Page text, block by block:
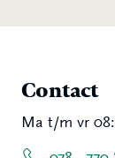
Contact
Ma t/m vr